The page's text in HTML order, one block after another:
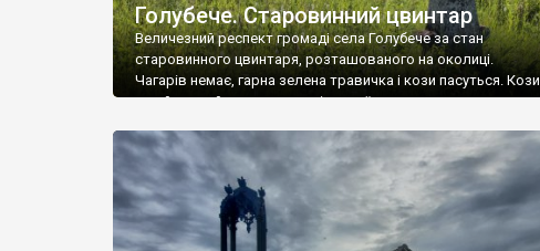
Голубече. Старовинний цвинтар
Величезний респект громаді села Голубече за стан
старовинного цвинтаря, розташованого на околиці.
Чагарів немає, гарна зелена травичка і кози пасуться. Кози
– найкращий регулятор шкідливої, для старих кладовищ,
бруньками, кози ті бруньки обгризають, бо то улюблений
делікатес. На цвинтарі у Голубечому ціла колекція
різноманітних форм хрестів. Село відносно невелике, […]